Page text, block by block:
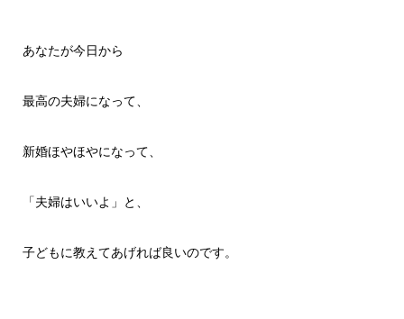
あなたが今日から
最高の夫婦になって、
新婚ほやほやになって、
「夫婦はいいよ」と、
子どもに教えてあげれば良いのです。